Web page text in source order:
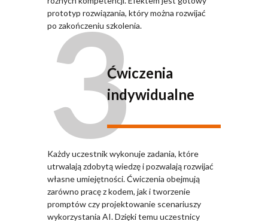
prototyp rozwiązania, który można rozwijać
po zakończeniu szkolenia.
3Ćwiczenia
indywidualne
Każdy uczestnik wykonuje zadania, które
utrwalają zdobytą wiedzę i pozwalają rozwijać
własne umiejętności. Ćwiczenia obejmują
zarówno pracę z kodem, jak i tworzenie
promptów czy projektowanie scenariuszy
wykorzystania AI. Dzięki temu uczestnicy